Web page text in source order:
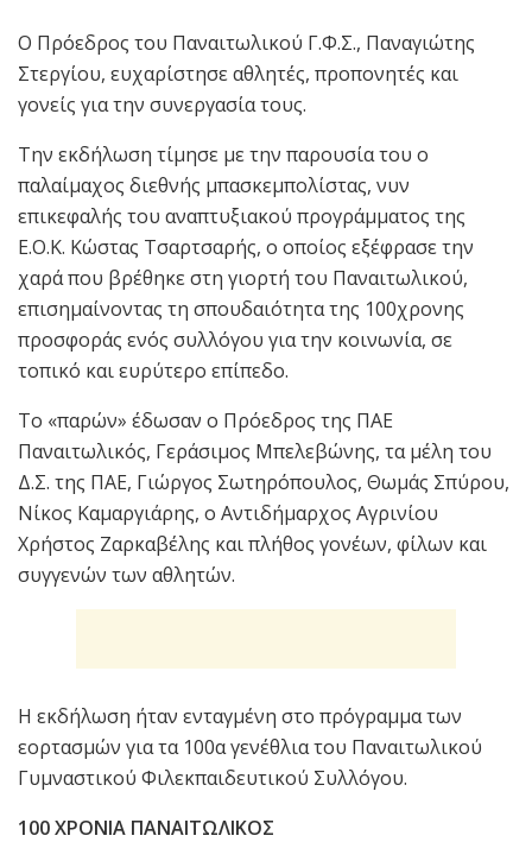
Ο Πρόεδρος του Παναιτωλικού Γ.Φ.Σ., Παναγιώτης
Στεργίου, ευχαρίστησε αθλητές, προπονητές και
γονείς για την συνεργασία τους.
Την εκδήλωση τίμησε με την παρουσία του ο
παλαίμαχος διεθνής μπασκεμπολίστας, νυν
επικεφαλής του αναπτυξιακού προγράμματος της
Ε.Ο.Κ. Κώστας Τσαρτσαρής, ο οποίος εξέφρασε την
χαρά που βρέθηκε στη γιορτή του Παναιτωλικού,
επισημαίνοντας τη σπουδαιότητα της 100χρονης
προσφοράς ενός συλλόγου για την κοινωνία, σε
τοπικό και ευρύτερο επίπεδο.
Το «παρών» έδωσαν ο Πρόεδρος της ΠΑΕ
Παναιτωλικός, Γεράσιμος Μπελεβώνης, τα μέλη του
Δ.Σ. της ΠΑΕ, Γιώργος Σωτηρόπουλος, Θωμάς Σπύρου,
Νίκος Καμαργιάρης, ο Αντιδήμαρχος Αγρινίου
Χρήστος Ζαρκαβέλης και πλήθος γονέων, φίλων και
συγγενών των αθλητών.
Η εκδήλωση ήταν ενταγμένη στο πρόγραμμα των
εορτασμών για τα 100α γενέθλια του Παναιτωλικού
Γυμναστικού Φιλεκπαιδευτικού Συλλόγου.
100 ΧΡΟΝΙΑ ΠΑΝΑΙΤΩΛΙΚΟΣ